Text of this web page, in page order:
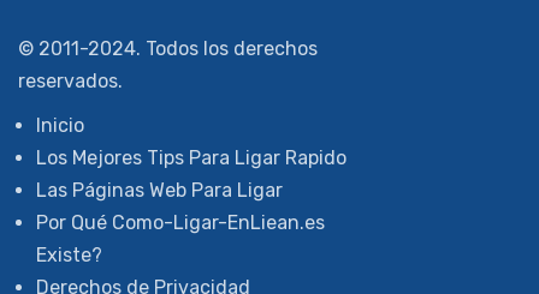
© 2011-2024. Todos los derechos
reservados.
Inicio
Los Mejores Tips Para Ligar Rapido
Las Páginas Web Para Ligar
Por Qué Como-Ligar-EnLiean.es
Existe?
Derechos de Privacidad